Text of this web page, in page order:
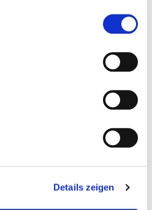
Details zeigen